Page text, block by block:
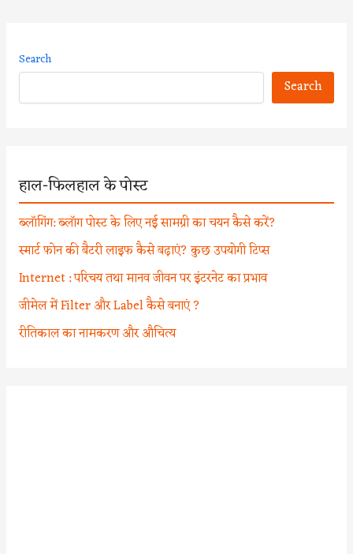
Search
Search
हाल-फिलहाल के पोस्ट
ब्लॉगिंग: ब्लॉग पोस्ट के लिए नई सामग्री का चयन कैसे करें?
स्मार्ट फोन की बैटरी लाइफ कैसे बढ़ाएं? कुछ उपयोगी टिप्स
Internet : परिचय तथा मानव जीवन पर इंटरनेट का प्रभाव
जीमेल में Filter और Label कैसे बनाएं ?
रीतिकाल का नामकरण और औचित्य